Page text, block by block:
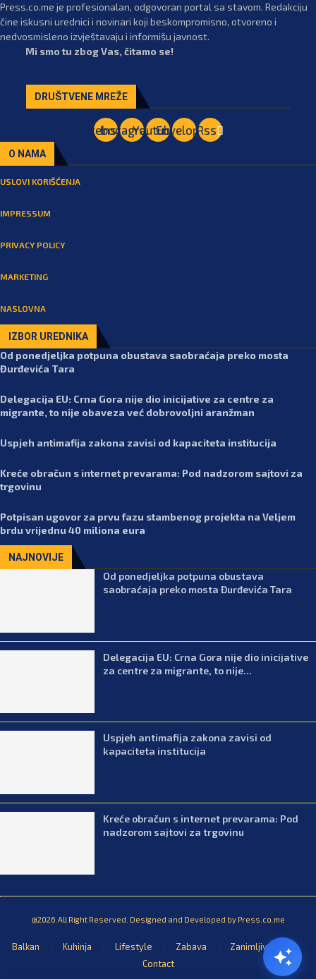
Press.co.me je profesionalan, odgovoran portal sa stavom. Redakciju
čine iskusni urednici i novinari koji beskompromisno, otvoreno i
nedvosmisleno izvještavaju i informišu javnost.
Mi smo tu zbog Vas, čitamo se!
DRUŠTVENE MREŽE
Facebook
Instagram
YoutubeEnvelopeRss
O NAMA
USLOVI KORIŠĆENJA
IMPRESSUM
PRIVACY POLICY
MARKETING
NASLOVNA
IZBOR UREDNIKA
Od ponedjeljka potpuna obustava saobraćaja preko mosta
Đurđevića Tara
Delegacija EU: Crna Gora nije dio inicijative za centre za
migrante, to nije obaveza već dobrovoljni aranžman
Uspjeh antimafija zakona zavisi od kapaciteta institucija
Kreće obračun s internet prevarama: Pod nadzorom sajtovi za
trgovinu
Potpisan ugovor za prvu fazu stambenog projekta na Veljem
brdu vrijednu 40 miliona eura
NAJNOVIJE
Od ponedjeljka potpuna obustava
saobraćaja preko mosta Đurđevića Tara
Delegacija EU: Crna Gora nije dio inicijative
za centre za migrante, to nije...
Uspjeh antimafija zakona zavisi od
kapaciteta institucija
Kreće obračun s internet prevarama: Pod
nadzorom sajtovi za trgovinu
@2026.All Right Reserved. Designed and Developed by Press.co.me
Balkan Kuhinja Lifestyle Zabava
Zanimljivosti
Contact